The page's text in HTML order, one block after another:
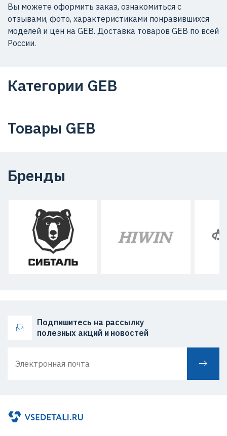
Вы можете оформить заказ, ознакомиться с
отзывами, фото, характеристиками понравившихся
моделей и цен на GEB. Доставка товаров GEB по всей
России.
Категории GEB
Товары GEB
Бренды
Подпишитесь на рассылку
полезных акций и новостей